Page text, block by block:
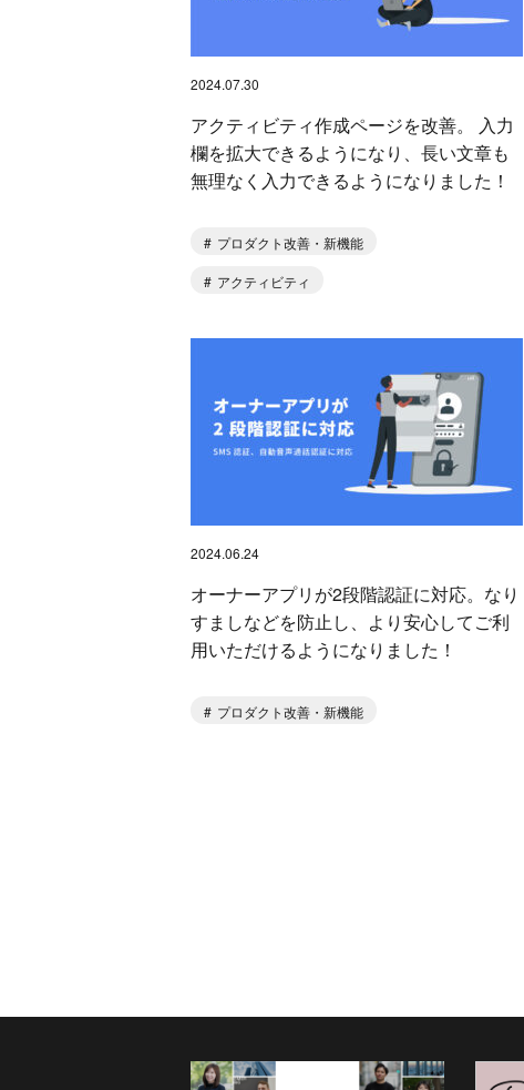
2024.07.30
アクティビティ作成ページを改善。 入力
欄を拡大できるようになり、長い文章も
無理なく入力できるようになりました！
プロダクト改善・新機能
アクティビティ
2024.06.24
オーナーアプリが2段階認証に対応。なり
すましなどを防止し、より安心してご利
用いただけるようになりました！
プロダクト改善・新機能